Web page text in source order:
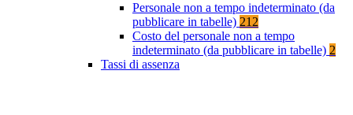
Personale non a tempo indeterminato (da
pubblicare in tabelle) 212
Costo del personale non a tempo
indeterminato (da pubblicare in tabelle) 2
Tassi di assenza